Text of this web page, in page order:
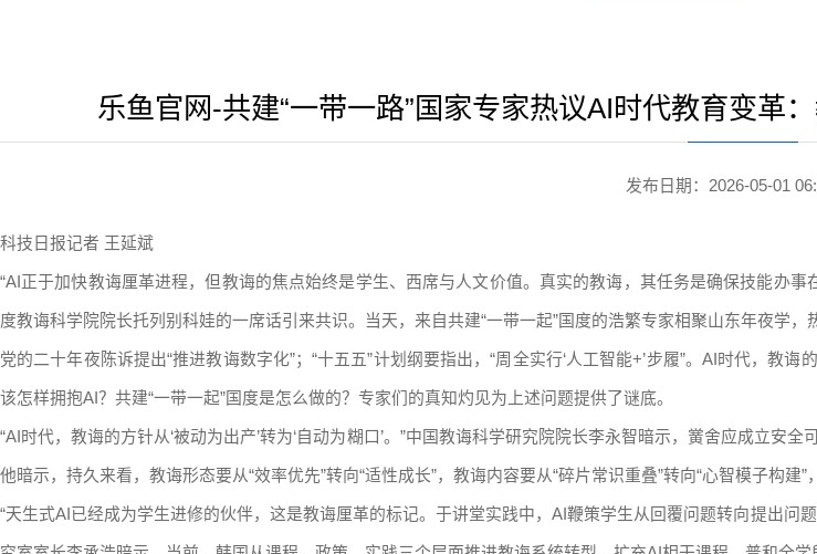
乐鱼官网-共建“一带一路”国家专家热议AI时代教育变革
发布日期：2026-05-01
科技日报记者 王延斌
“AI正于加快教诲厘革进程，但教诲的焦点始终是学生、西席与人文价值。真实的教诲，其任务是确保技能办
度教诲科学院院长托列别科娃的一席话引来共识。当天，来自共建“一带一起”国度的浩繁专家相聚山东年夜学，
党的二十年夜陈诉提出“推进教诲数字化”；“十五五”计划纲要指出，“周全实行‘人工智能+’步履”。AI时代，教
该怎样拥抱AI？共建“一带一起”国度是怎么做的？专家们的真知灼见为上述问题提供了谜底。
“AI时代，教诲的方针从‘被动为出产’转为‘自动为糊口’。”中国教诲科学研究院院长李永智暗示，黉舍应成立安
他暗示，持久来看，教诲形态要从“效率优先”转向“适性成长”，教诲内容要从“碎片常识重叠”转向“心智模子构建”
“天生式AI已经成为学生进修的伙伴，这是教诲厘革的标记。于讲堂实践中，AI鞭策学生从回覆问题转向提出